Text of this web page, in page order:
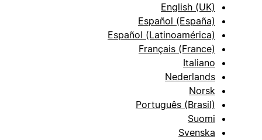
English (UK)
Español (España)
Español (Latinoamérica)
Français (France)
Italiano
Nederlands
Norsk
Português (Brasil)
Suomi
Svenska